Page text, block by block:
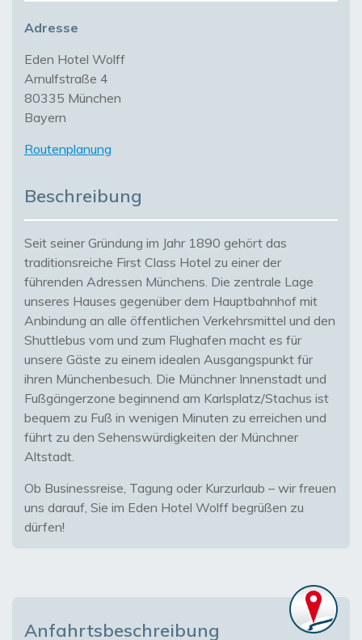
Adresse
Eden Hotel Wolff
Arnulfstraße 4
80335 München
Bayern
Routenplanung
Beschreibung
Seit seiner Gründung im Jahr 1890 gehört das
traditionsreiche First Class Hotel zu einer der
führenden Adressen Münchens. Die zentrale Lage
unseres Hauses gegenüber dem Hauptbahnhof mit
Anbindung an alle öffentlichen Verkehrsmittel und den
Shuttlebus vom und zum Flughafen macht es für
unsere Gäste zu einem idealen Ausgangspunkt für
ihren Münchenbesuch. Die Münchner Innenstadt und
Fußgängerzone beginnend am Karlsplatz/Stachus ist
bequem zu Fuß in wenigen Minuten zu erreichen und
führt zu den Sehenswürdigkeiten der Münchner
Altstadt.
Ob Businessreise, Tagung oder Kurzurlaub – wir freuen
uns darauf, Sie im Eden Hotel Wolff begrüßen zu
dürfen!
Anfahrtsbeschreibung